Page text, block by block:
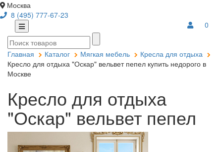
Москва
8 (495) 777-67-23
0
Главная Каталог Мягкая мебель
Кресла для отдыха
Кресло для отдыха "Оскар" вельвет пепел купить недорого в
Москве
Кресло для отдыха
"Оскар" вельвет пепел